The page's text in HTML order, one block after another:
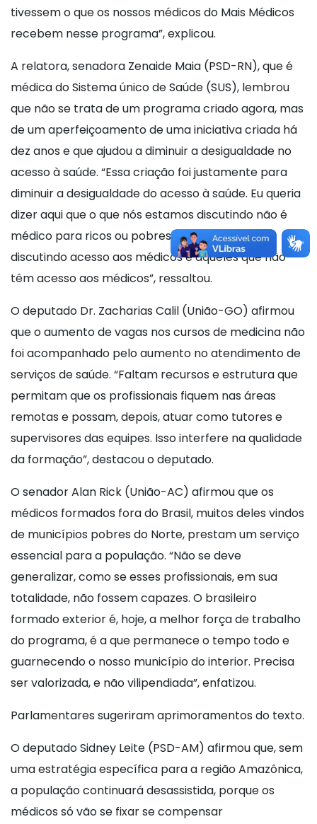
tivessem o que os nossos médicos do Mais Médicos
recebem nesse programa”, explicou.
A relatora, senadora Zenaide Maia (PSD-RN), que é
médica do Sistema único de Saúde (SUS), lembrou
que não se trata de um programa criado agora, mas
de um aperfeiçoamento de uma iniciativa criada há
dez anos e que ajudou a diminuir a desigualdade no
acesso à saúde. “Essa criação foi justamente para
diminuir a desigualdade do acesso à saúde. Eu queria
dizer aqui que o que nós estamos discutindo não é
médico para ricos ou pobres. Nós estamos
discutindo acesso aos médicos e aqueles que não
têm acesso aos médicos”, ressaltou.
O deputado Dr. Zacharias Calil (União-GO) afirmou
que o aumento de vagas nos cursos de medicina não
foi acompanhado pelo aumento no atendimento de
serviços de saúde. “Faltam recursos e estrutura que
permitam que os profissionais fiquem nas áreas
remotas e possam, depois, atuar como tutores e
supervisores das equipes. Isso interfere na qualidade
da formação”, destacou o deputado.
O senador Alan Rick (União-AC) afirmou que os
médicos formados fora do Brasil, muitos deles vindos
de municípios pobres do Norte, prestam um serviço
essencial para a população. “Não se deve
generalizar, como se esses profissionais, em sua
totalidade, não fossem capazes. O brasileiro
formado exterior é, hoje, a melhor força de trabalho
do programa, é a que permanece o tempo todo e
guarnecendo o nosso município do interior. Precisa
ser valorizada, e não vilipendiada”, enfatizou.
Parlamentares sugeriram aprimoramentos do texto.
O deputado Sidney Leite (PSD-AM) afirmou que, sem
uma estratégia específica para a região Amazônica,
a população continuará desassistida, porque os
médicos só vão se fixar se compensar